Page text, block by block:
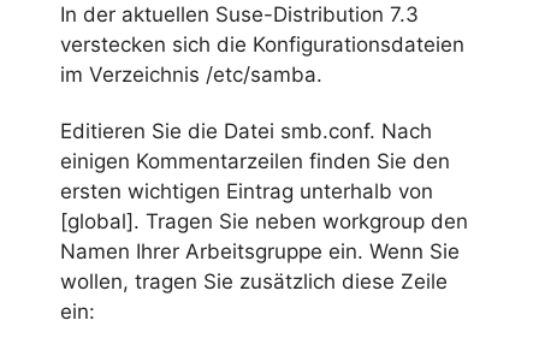
In der aktuellen Suse-Distribution 7.3
verstecken sich die Konfigurationsdateien
im Verzeichnis /etc/samba.
Editieren Sie die Datei smb.conf. Nach
einigen Kommentarzeilen finden Sie den
ersten wichtigen Eintrag unterhalb von
[global]. Tragen Sie neben workgroup den
Namen Ihrer Arbeitsgruppe ein. Wenn Sie
wollen, tragen Sie zusätzlich diese Zeile
ein: